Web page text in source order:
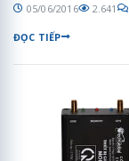
05/06/2016 2.641
ĐỌC TIẾP